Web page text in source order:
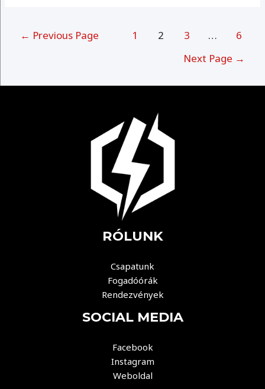
Bejegyzések
← Previous Page 1 2 3 …
6
Next Page →
RÓLUNK
Csapatunk
Fogadóórák
Rendezvények
SOCIAL MEDIA
Facebook
Instagram
Weboldal